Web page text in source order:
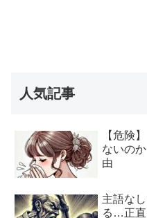
人気記事
【危険
ないの
由
主語な
る…正直